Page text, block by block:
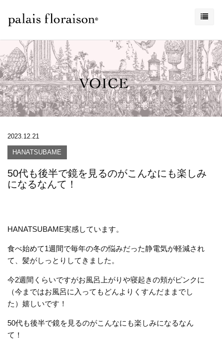
2023.12.21
HANATSUBAME
50代も後半で鏡を見るのがこんなにも楽しみ
になるなんて！
HANATSUBAME実感しています。
食べ始めて1週間で毎年の冬の悩みだった静電気が軽減され
て、 髪がしっとりしてきました。
今2週間くらいですがお風呂上がりや寝起きの頬がピンクに
（今まではお風呂に入ってもどんより くすんだままでし
た） 嬉しいです！
50代も後半で鏡を見るのがこんなにも楽しみになるなん
て！